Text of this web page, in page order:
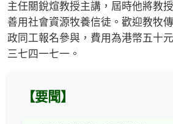
主任關銳煊教授主講，屆時他將教
善用社會資源牧養信徒。歡迎教牧
政同工報名參與，費用為港幣五十
三七四一七一。
【要聞】